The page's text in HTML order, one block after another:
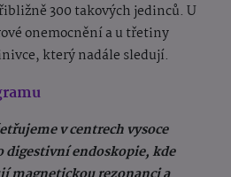
300 takových jedinců. U
onemocnění a u třetiny
který nadále sledují.
v centrech vysoce
digestivní endoskopie, kde